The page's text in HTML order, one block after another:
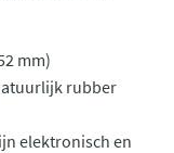
mm)
rubber
elektronisch en